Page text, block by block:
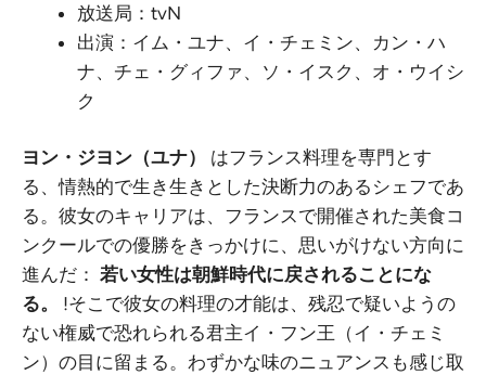
放送局：tvN
出演：イム・ユナ、イ・チェミン、カン・ハ
ナ、チェ・グィファ、ソ・イスク、オ・ウイシ
ク
ヨン・ジヨン（ユナ）
はフランス料理を専門とす
る、情熱的で生き生きとした決断力のあるシェフであ
る。彼女のキャリアは、フランスで開催された美食コ
ンクールでの優勝をきっかけに、思いがけない方向に
進んだ： 若い女性は朝鮮時代に戻されることにな
る。 !そこで彼女の料理の才能は、残忍で疑いようの
ない権威で恐れられる君主イ・フン王（イ・チェミ
ン）の目に留まる。わずかな味のニュアンスも感じ取